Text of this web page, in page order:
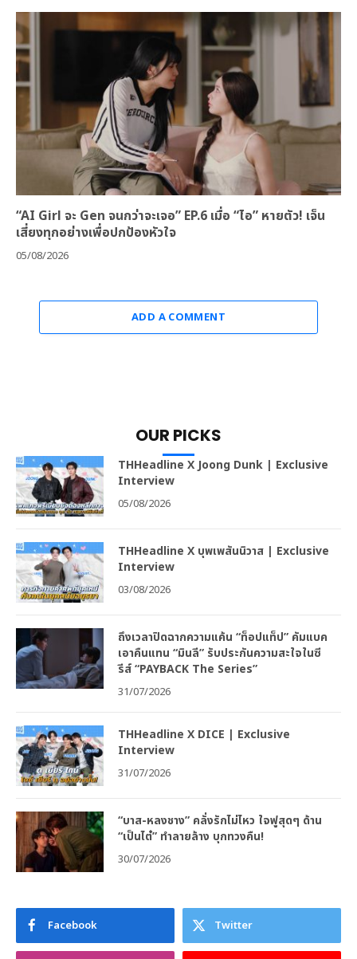
“AI Girl จะ Gen จนกว่าจะเจอ” EP.6 เมื่อ “ไอ” หายตัว! เจ็น
เสี่ยงทุกอย่างเพื่อปกป้องหัวใจ
05/08/2026
ADD A COMMENT
OUR PICKS
THHeadline X Joong Dunk | Exclusive
Interview
05/08/2026
THHeadline X บุพเพสันนิวาส | Exclusive
Interview
03/08/2026
ถึงเวลาปิดฉากความแค้น “ท็อปแท็ป” คัมแบค
เอาคืนแทน “มินลี” รับประกันความสะใจในซี
รีส์ “PAYBACK The Series”
31/07/2026
THHeadline X DICE | Exclusive
Interview
31/07/2026
“บาส-หลงชาง” คลั่งรักไม่ไหว ใจฟูสุดๆ ด้าน
“เป็นไต๋” ทำลายล้าง บุกทวงคืน!
30/07/2026
Facebook Twitter